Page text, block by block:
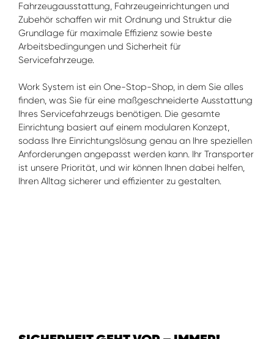
Fahrzeugausstattung, Fahrzeugeinrichtungen und
Zubehör schaffen wir mit Ordnung und Struktur die
Grundlage für maximale Effizienz sowie beste
Arbeitsbedingungen und Sicherheit für
Servicefahrzeuge.
Work System ist ein One-Stop-Shop, in dem Sie alles
finden, was Sie für eine maßgeschneiderte Ausstattung
Ihres Servicefahrzeugs benötigen. Die gesamte
Einrichtung basiert auf einem modularen Konzept,
sodass Ihre Einrichtungslösung genau an Ihre speziellen
Anforderungen angepasst werden kann. Ihr Transporter
ist unsere Priorität, und wir können Ihnen dabei helfen,
Ihren Alltag sicherer und effizienter zu gestalten.